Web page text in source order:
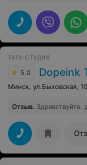
назначенный день
причём мастер
сережек, объясняла, как правильно располагать
дырочки, отметила
сделала проколы, так
приятное общение и
ТАТУ-СТУДИЯ
5.0 Dopeink
Минск, ул.Быховская, 10
Отзыв. Здравствуйте.